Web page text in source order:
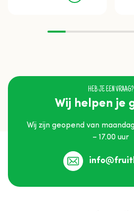
HEB JE EEN VRAAG?
Wij helpen je
Wij zijn geopend van
– 17.00 uur